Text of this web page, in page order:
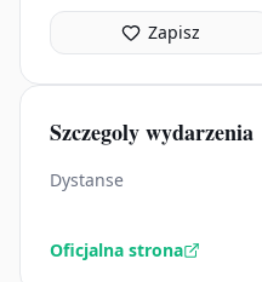
Zapisz
Szczegoly wydarzenia
Dystanse
Oficjalna strona